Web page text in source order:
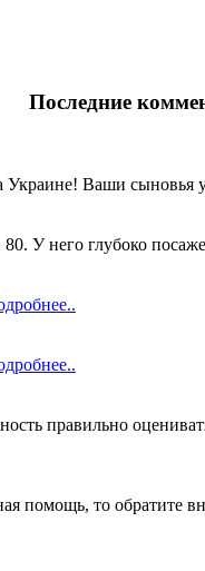
Последние
Ваши сыновья
У него глубоко
правильно
помощь, то